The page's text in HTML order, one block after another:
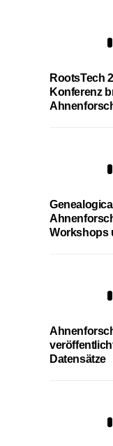
RootsTech
Konferenz
Workshops
Datensätze